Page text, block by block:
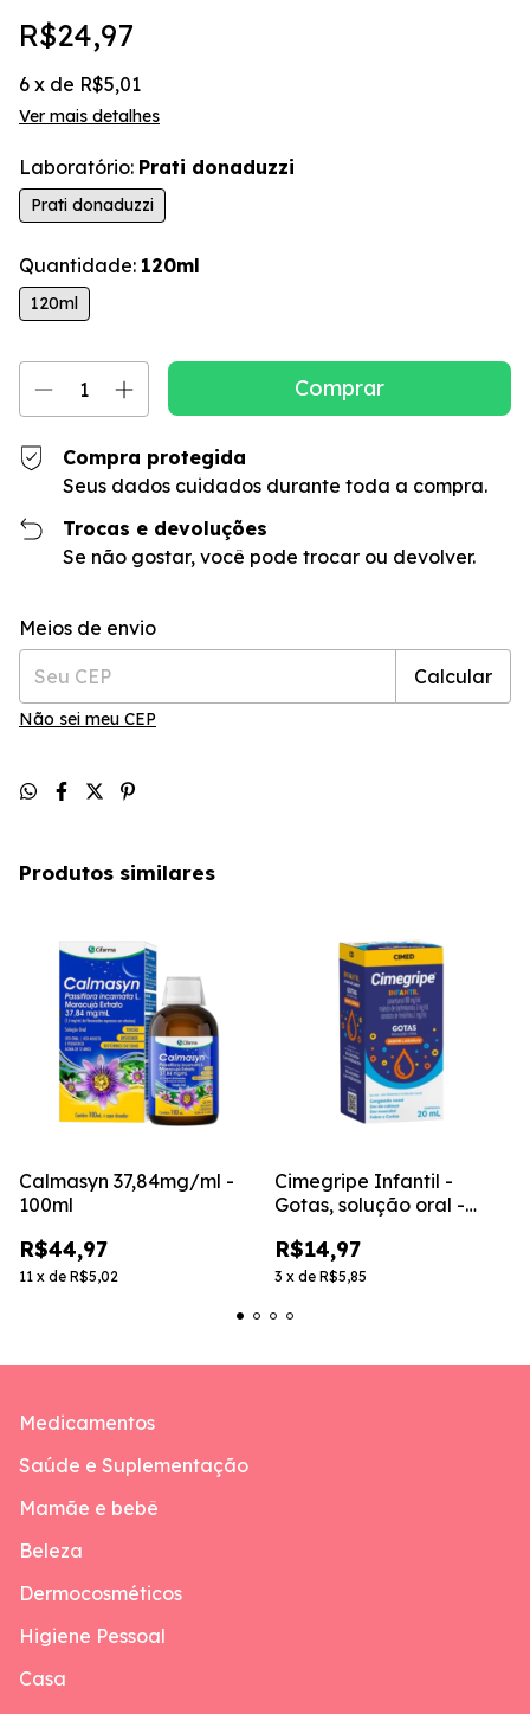
R$24,97
6 x de R$5,01
Ver mais detalhes
Laboratório: Prati donaduzzi
Prati donaduzzi
Quantidade: 120ml
120ml
Compra protegida
Seus dados cuidados durante toda a compra.
Trocas e devoluções
Se não gostar, você pode trocar ou devolver.
Entregas para o CEP:
Meios de envio
Calcular
Não sei meu CEP
Produtos similares
Calmasyn 37,84mg/ml -
100ml
R$44,97
11 x de R$5,02
Cimegripe Infantil -
Gotas, solução oral -
R$14,97
3 x de R$5,85
Medicamentos
Saúde e Suplementação
Mamãe e bebê
Beleza
Dermocosméticos
Higiene Pessoal
Casa